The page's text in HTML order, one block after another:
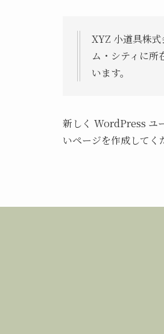
XYZ 小道具株
ム・シティに所
います。
新しく WordPress ユ
いページを作成してく